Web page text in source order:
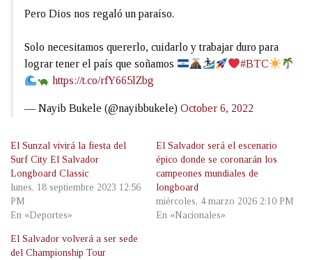
Pero Dios nos regaló un paraíso.
Solo necesitamos quererlo, cuidarlo y trabajar duro para
lograr tener el país que soñamos
#BTC
https://t.co/rfY665lZbg
— Nayib Bukele (@nayibbukele) October 6, 2022
El Sunzal vivirá la fiesta del
Surf City El Salvador
Longboard Classic
lunes, 18 septiembre 2023 12:56
PM
En «Deportes»
El Salvador será el escenario
épico donde se coronarán los
campeones mundiales de
longboard
miércoles, 4 marzo 2026 2:10 PM
En «Nacionales»
El Salvador volverá a ser sede
del Championship Tour